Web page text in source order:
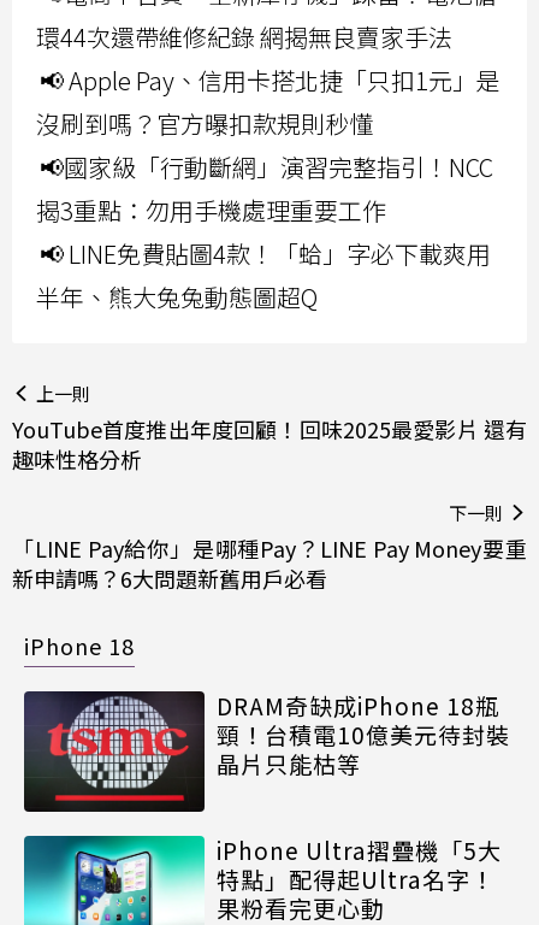
環44次還帶維修紀錄 網揭無良賣家手法
📢 Apple Pay、信用卡搭北捷「只扣1元」是
沒刷到嗎？官方曝扣款規則秒懂
📢國家級「行動斷網」演習完整指引！NCC
揭3重點：勿用手機處理重要工作
📢 LINE免費貼圖4款！「蛤」字必下載爽用
半年、熊大兔兔動態圖超Q
上一則
YouTube首度推出年度回顧！回味2025最愛影片 還有
趣味性格分析
下一則
「LINE Pay給你」是哪種Pay？LINE Pay Money要重
新申請嗎？6大問題新舊用戶必看
iPhone 18
DRAM奇缺成iPhone 18瓶
頸！台積電10億美元待封裝
晶片只能枯等
iPhone Ultra摺疊機「5大
特點」配得起Ultra名字！
果粉看完更心動